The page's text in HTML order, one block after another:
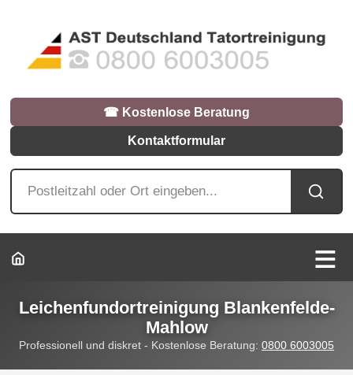
☎︎ Kostenlose Beratung
Kontaktformular
Leichenfundortreinigung Blankenfelde-
Mahlow
Professionell und diskret - Kostenlose Beratung: 0800 6003005